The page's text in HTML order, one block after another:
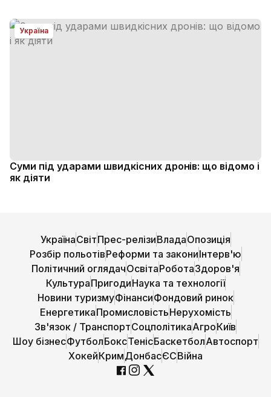
Україна
Суми під ударами швидкісних дронів: що відомо і
як діяти
УкраїнаСвітПрес-релізиВладаОпозиція
Розбір польотівРеформи та закониІнтерв'ю
Політичний оглядачОсвітаРоботаЗдоров'я
КультураПригодиНаука та технології
Новини туризмуФінансиФондовий ринок
ЕнергетикаПромисловістьНерухомість
Зв'язок / ТранспортСоцполітикаАгроКиїв
Шоу бізнесФутболБоксТенісБаскетболАвтоспорт
ХокейКримДонбасЄСВійна